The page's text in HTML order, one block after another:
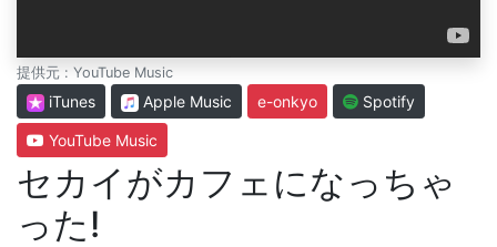
提供元 : YouTube Music
iTunes Apple Music e-onkyo Spotify
YouTube Music
セカイがカフェになっちゃ
った!